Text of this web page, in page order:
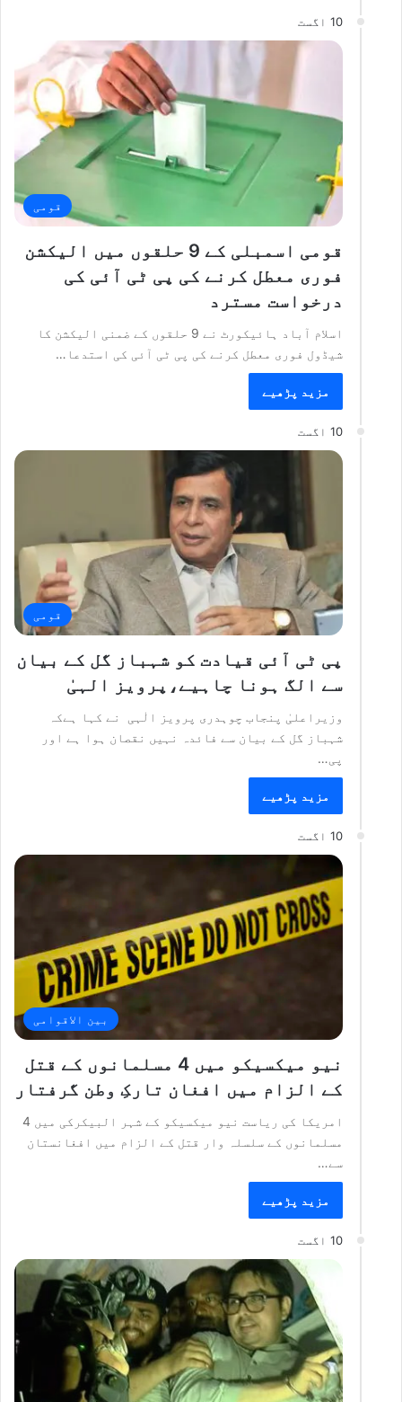
10 اگست
قومی
قومی اسمبلی کے 9 حلقوں میں الیکشن
فوری معطل کرنے کی پی ٹی آئی کی
درخواست مسترد
اسلام آباد ہائیکورٹ نے 9 حلقوں کے ضمنی الیکشن کا
شیڈول فوری معطل کرنے کی پی ٹی آئی کی استدعا…
مزید پڑھیے
10 اگست
قومی
پی ٹی آئی قیادت کو شہباز گل کے بیان
سے الگ ہونا چاہیے،پرویز الہیٰ
وزیراعلیٰ پنجاب چوہدری پرویز الٰہی نے کہا ہےکہ
شہباز گل کے بیان سے فائدہ نہیں نقصان ہوا ہے اور
پی…
مزید پڑھیے
10 اگست
بین الاقوامی
نیو میکسیکو میں 4 مسلمانوں کے قتل
کے الزام میں افغان تارکِ وطن گرفتار
امریکا کی ریاست نیو میکسیکو کے شہر البیکرکی میں 4
مسلمانوں کے سلسلہ وار قتل کے الزام میں افغانستان
سے…
مزید پڑھیے
10 اگست